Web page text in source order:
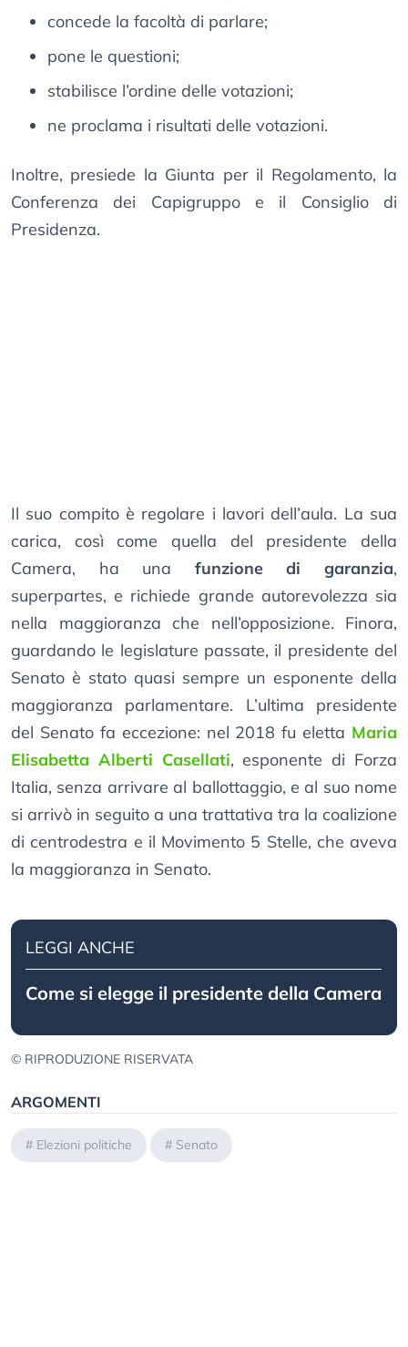
concede la facoltà di parlare;
pone le questioni;
stabilisce l’ordine delle votazioni;
ne proclama i risultati delle votazioni.
Inoltre, presiede la Giunta per il Regolamento, la
Conferenza dei Capigruppo e il Consiglio di
Presidenza.
Il suo compito è regolare i lavori dell’aula. La sua
carica, così come quella del presidente della
Camera, ha una funzione di garanzia,
superpartes, e richiede grande autorevolezza sia
nella maggioranza che nell’opposizione. Finora,
guardando le legislature passate, il presidente del
Senato è stato quasi sempre un esponente della
maggioranza parlamentare. L’ultima presidente
del Senato fa eccezione: nel 2018 fu eletta Maria
Elisabetta Alberti Casellati, esponente di Forza
Italia, senza arrivare al ballottaggio, e al suo nome
si arrivò in seguito a una trattativa tra la coalizione
di centrodestra e il Movimento 5 Stelle, che aveva
la maggioranza in Senato.
LEGGI ANCHE
Come si elegge il presidente della Camera
© RIPRODUZIONE RISERVATA
ARGOMENTI
# Elezioni politiche # Senato